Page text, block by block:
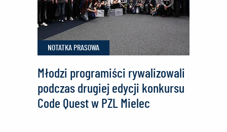
NOTATKA PRASOWA
Młodzi programiści rywalizowali
podczas drugiej edycji konkursu
Code Quest w PZL Mielec